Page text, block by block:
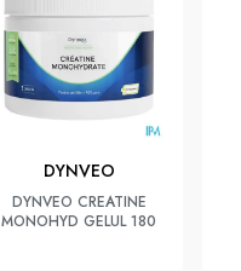
DYNVEO
DYNVEO CREATINE
MONOHYD GELUL 180